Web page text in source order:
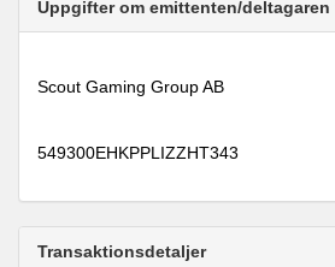
Uppgifter om emittenten/
Scout Gaming Group AB
549300EHKPPLIZZHT343
Transaktionsdetaljer